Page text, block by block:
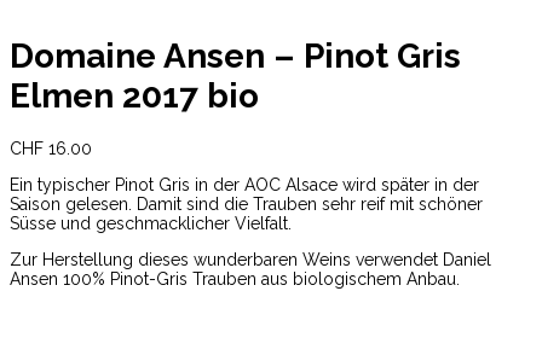
Domaine Ansen – Pinot Gris
Elmen 2017 bio
CHF 16.00
Ein typischer Pinot Gris in der AOC Alsace wird später in der
Saison gelesen. Damit sind die Trauben sehr reif mit schöner
Süsse und geschmacklicher Vielfalt.
Zur Herstellung dieses wunderbaren Weins verwendet Daniel
Ansen 100% Pinot-Gris Trauben aus biologischem Anbau.